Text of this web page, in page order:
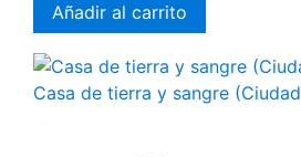
Añadir al carrito
Casa de tierra y sangre